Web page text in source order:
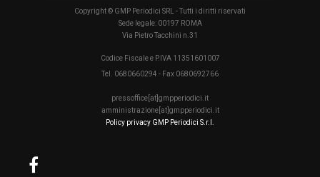
Copyright © GMP Periodici SRL - Tutti i diritti riservati
Sede legale: 00197 ROMA
Via Pietro Tacchini n.31
Codice Fiscale e P.IVA 11351601007
Tel. 0680660294 - Fax 0680692766
pressoffice[at]gmpperiodici.it
amministrazione[at]gmpperiodici.it
Policy privacy GMP Periodici S.r.l.